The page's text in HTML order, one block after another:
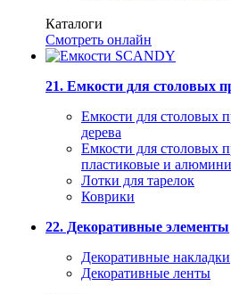
Каталоги
Смотреть онлайн
21. Емкости для столовых
Емкости для столовых
дерева
Емкости для столовых
пластиковые и
Лотки для тарелок
Коврики
22. Декоративные элементы
Декоративные накладки
Декоративные ленты